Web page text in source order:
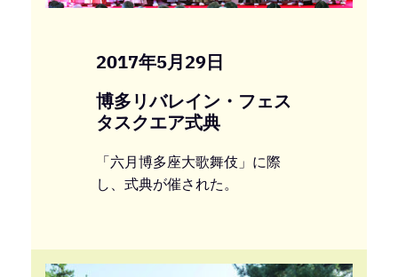
2017年5月29日
博多リバレイン・フェス
タスクエア式典
「六月博多座大歌舞伎」に際
し、式典が催された。